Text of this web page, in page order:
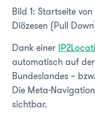
Bild 1: Startseite
Diözesen (Pull
Dank einer
automatisch auf
Bundeslandes –
Die Meta-
sichtbar.